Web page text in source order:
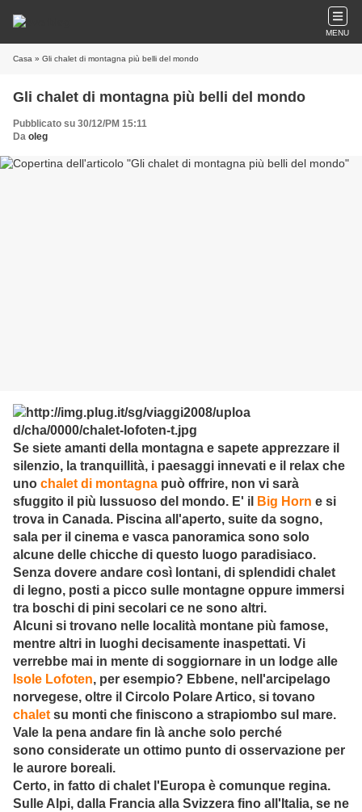
MENU
Casa » Gli chalet di montagna più belli del mondo
Gli chalet di montagna più belli del mondo
Pubblicato su 30/12/PM 15:11
Da oleg
Se siete amanti della montagna e sapete apprezzare il
silenzio, la tranquillità, i paesaggi innevati e il relax che
uno chalet di montagna può offrire, non vi sarà
sfuggito il più lussuoso del mondo. E' il
Big Horn e si
trova in Canada. Piscina all'aperto, suite da sogno,
sala per il cinema e vasca panoramica sono solo
alcune delle chicche di questo luogo paradisiaco.
Senza dovere andare così lontani, di splendidi chalet
di legno, posti a picco sulle montagne oppure immersi
tra boschi di pini secolari ce ne sono altri.
Alcuni si trovano nelle località montane più famose,
mentre altri in luoghi decisamente inaspettati. Vi
verrebbe mai in mente di soggiornare in un lodge alle
Isole Lofoten, per esempio? Ebbene, nell'arcipelago
norvegese, oltre il Circolo Polare Artico, si tovano
chalet su monti che finiscono a strapiombo sul mare.
Vale la pena andare fin là anche solo perché
sono considerate un ottimo punto di osservazione per
le aurore boreali.
Certo, in fatto di chalet l'Europa è comunque regina.
Sulle Alpi, dalla Francia alla Svizzera fino all'Italia, se ne